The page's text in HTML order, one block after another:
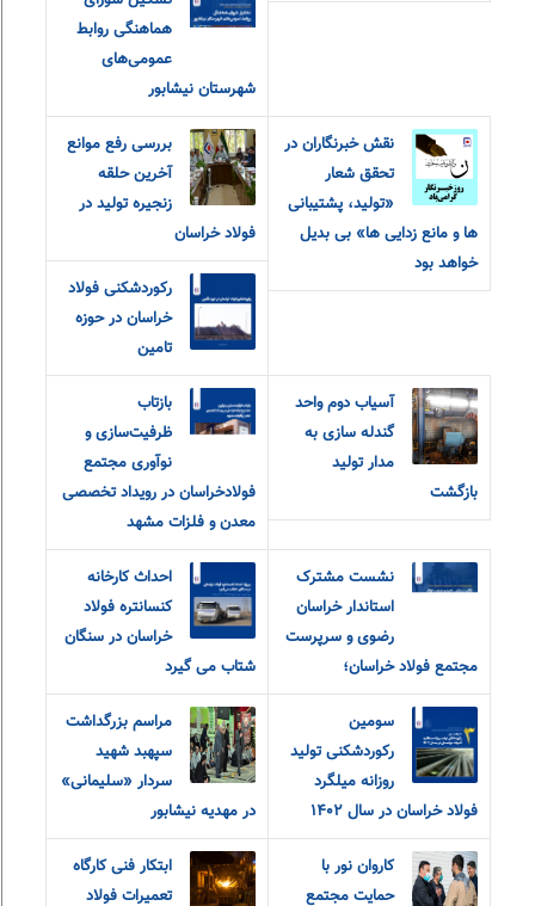
هماهنگی روابط
عمومی‌های
شهرستان نیشابور
نقش خبرنگاران در
تحقق شعار
«تولید، پشتیبانی
ها و مانع زدایی ها» بی بدیل
خواهد بود
بررسی رفع موانع
آخرین حلقه
زنجیره تولید در
فولاد خراسان
رکوردشکنی فولاد
خراسان در حوزه
تامین
آسیاب دوم واحد
گندله سازی به
مدار تولید
بازگشت
بازتاب
ظرفیت‌سازی و
نوآوری مجتمع
فولادخراسان در رویداد تخصصی
معدن و فلزات مشهد
نشست مشترک
استاندار خراسان
رضوی و سرپرست
مجتمع فولاد خراسان؛
احداث کارخانه
کنسانتره فولاد
خراسان در سنگان
شتاب می گیرد
سومین
رکوردشکنی تولید
روزانه میلگرد
فولاد خراسان در سال ۱۴۰۲
مراسم بزرگداشت
سپهبد شهید
سردار «سلیمانی»
در مهدیه نیشابور
کاروان نور با
حمایت مجتمع
ابتکار فنی کارگاه
تعمیرات فولاد